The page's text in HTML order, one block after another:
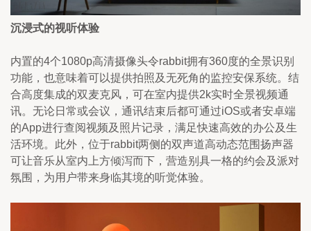
沉浸式的视听体验
内置的4个1080p高清摄像头令rabbit拥有360度的全景识别
功能，也意味着可以提供拍照及无死角的监控安保系统。结
合高度集成的双麦克风，可在室内提供2k实时全景视频通
讯。无论日常或会议，通讯结束后都可通过iOS或者安卓端
的App进行查阅视频及照片记录，满足快速高效的办公及生
活环境。此外，位于rabbit两侧的双声道高动态范围扬声器
可让音乐从室内上方倾泻而下，营造别具一格的约会及派对
氛围，为用户带来身临其境的听觉体验。